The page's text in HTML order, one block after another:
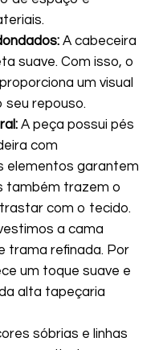
A cabeceira
suave. Com isso, o
um visual
seu repouso.
A peça possui pés
com
elementos garantem
também trazem o
com o tecido.
a cama
trama refinada. Por
um toque suave e
alta tapeçaria
sóbrias e linhas